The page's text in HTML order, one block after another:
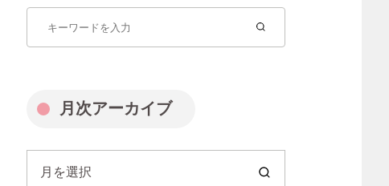
資格 転職
障害福祉 聖徳会
月次アーカイブ
月を選択